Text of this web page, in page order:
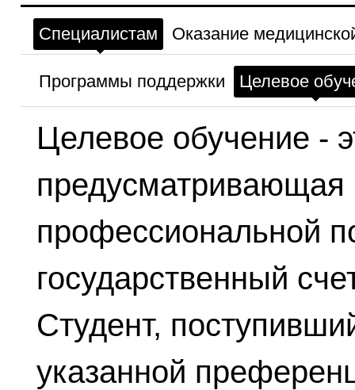
Специалистам Оказание
Программы поддержки Целевое
Целевое обучение -
предусматривающая
профессиональной
государственный
Студент,
указанной